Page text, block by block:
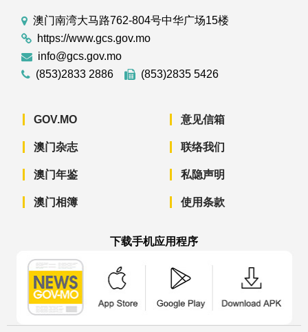
澳门南湾大马路762-804号中华广场15楼
https://www.gcs.gov.mo
info@gcs.gov.mo
(853)2833 2886
(853)2835 5426
GOV.MO
澳门杂志
澳门年鉴
澳门相簿
意见信箱
联络我们
私隐声明
使用条款
下载手机应用程序